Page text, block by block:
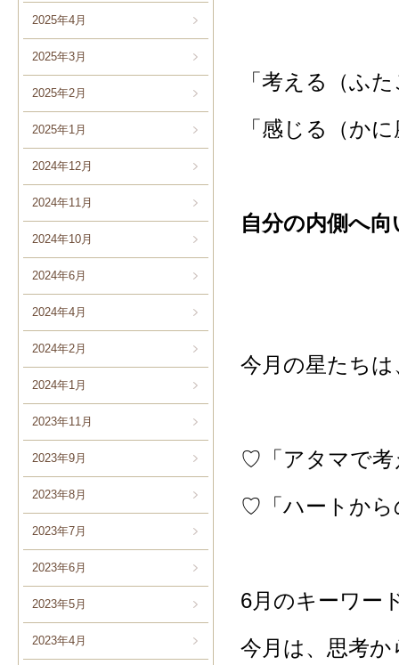
2025年4月
2025年3月
2025年2月
2025年1月
2024年12月
2024年11月
2024年10月
2024年6月
2024年4月
2024年2月
2024年1月
2023年11月
2023年9月
2023年8月
2023年7月
2023年6月
2023年5月
2023年4月
「考える（ふ
「感じる（か
自分の内側へ
今月の星たち
♡「アタマで考
♡「ハートから
6月のキーワー
今月は、思考